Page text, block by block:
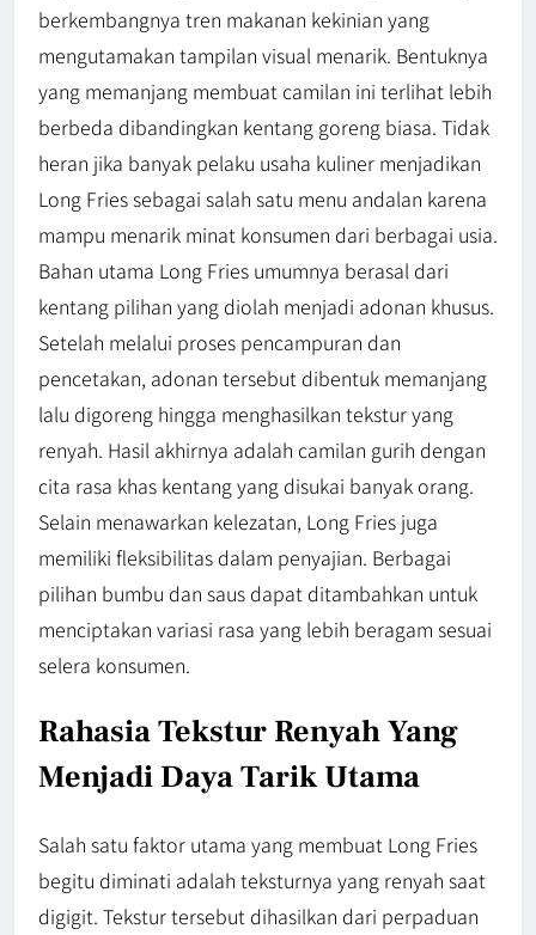
berkembangnya tren makanan kekinian yang
mengutamakan tampilan visual menarik. Bentuknya
yang memanjang membuat camilan ini terlihat lebih
berbeda dibandingkan kentang goreng biasa. Tidak
heran jika banyak pelaku usaha kuliner menjadikan
Long Fries sebagai salah satu menu andalan karena
mampu menarik minat konsumen dari berbagai usia.
Bahan utama Long Fries umumnya berasal dari
kentang pilihan yang diolah menjadi adonan khusus.
Setelah melalui proses pencampuran dan
pencetakan, adonan tersebut dibentuk memanjang
lalu digoreng hingga menghasilkan tekstur yang
renyah. Hasil akhirnya adalah camilan gurih dengan
cita rasa khas kentang yang disukai banyak orang.
Selain menawarkan kelezatan, Long Fries juga
memiliki fleksibilitas dalam penyajian. Berbagai
pilihan bumbu dan saus dapat ditambahkan untuk
menciptakan variasi rasa yang lebih beragam sesuai
selera konsumen.
Rahasia Tekstur Renyah Yang
Menjadi Daya Tarik Utama
Salah satu faktor utama yang membuat Long Fries
begitu diminati adalah teksturnya yang renyah saat
digigit. Tekstur tersebut dihasilkan dari perpaduan